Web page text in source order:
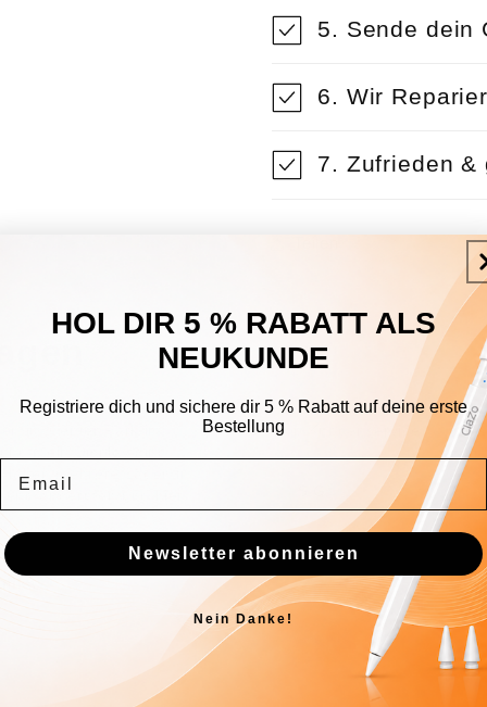
5. Sende dein
6. Wir
7. Zufrieden &
¡¡ vor einer Woche
Guide · 12 Rezensionen
¡ ¡¡¡¡ vor
Waltraud Wittmann
HOL DIR 5 % RABATT ALS
NEUKUNDE
Registriere dich und sichere dir 5 % Rabatt auf deine erste
Bestellung
Newsletter abonnieren
Nein Danke!